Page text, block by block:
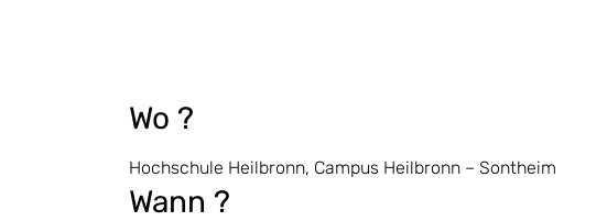
Wo ?
Hochschule Heilbronn, Campus Heilbronn – Sontheim
Wann ?